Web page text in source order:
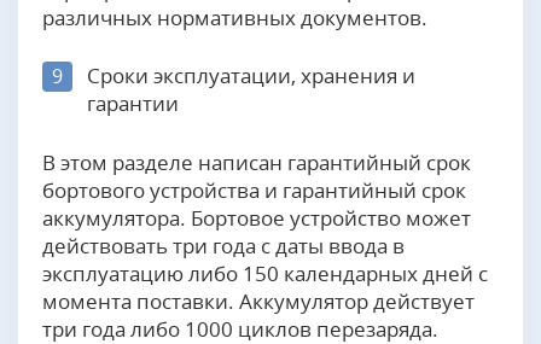
различных нормативных документов.
9
Сроки эксплуатации, хранения и
гарантии
В этом разделе написан гарантийный срок
бортового устройства и гарантийный срок
аккумулятора. Бортовое устройство может
действовать три года с даты ввода в
эксплуатацию либо 150 календарных дней с
момента поставки. Аккумулятор действует
три года либо 1000 циклов перезаряда.